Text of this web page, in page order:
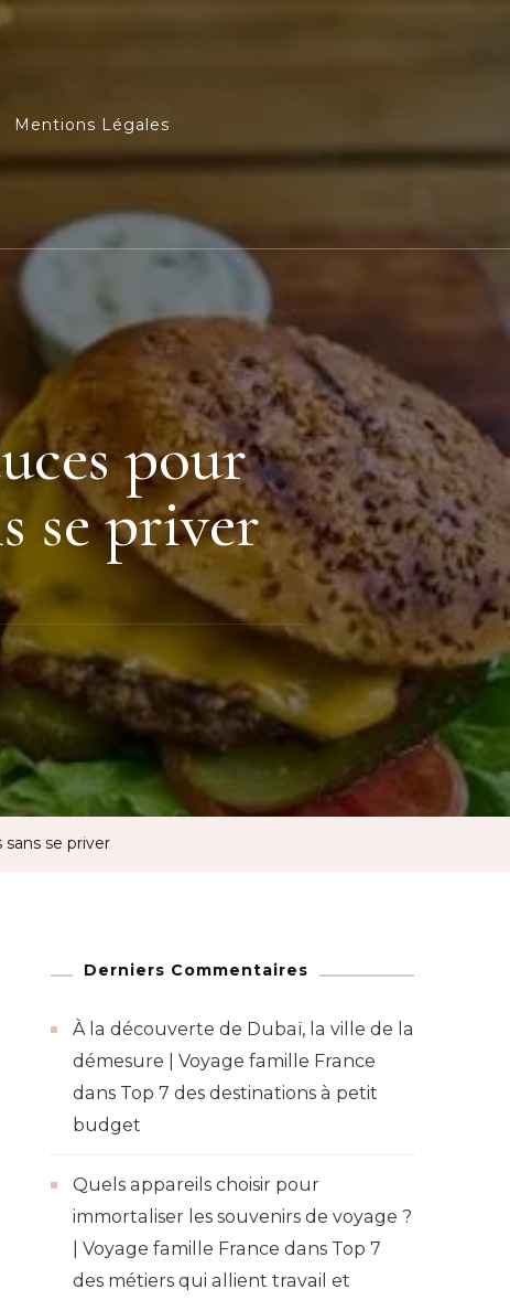
Mentions Légales
pour
se priver
sans se priver
Derniers Commentaires
À la découverte de Dubaï, la ville de la
démesure | Voyage famille France
dans Top 7 des destinations à petit
budget
Quels appareils choisir pour
immortaliser les souvenirs de voyage ?
| Voyage famille France dans Top 7
des métiers qui allient travail et